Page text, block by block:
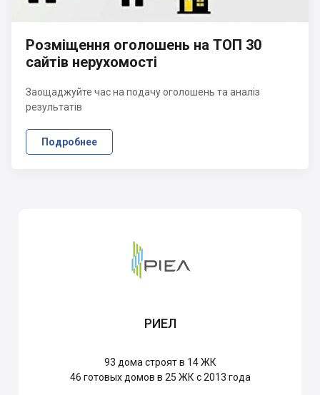
Розміщення оголошень на ТОП 30
сайтів нерухомості
Заощаджуйте час на подачу оголошень та аналіз
результатів
Подробнее
РИЕЛ
93 дома строят в 14 ЖК
46 готовых домов в 25 ЖК с 2013 года